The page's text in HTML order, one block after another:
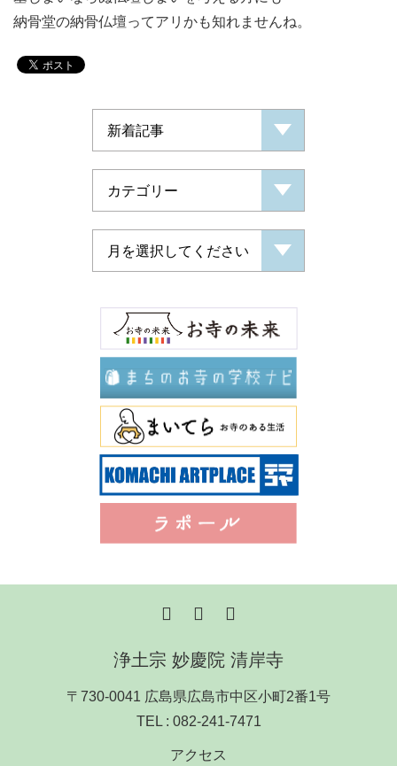
納骨堂の納骨仏壇ってアリかも知れませんね。
浄土宗 妙慶院 清岸寺
〒730-0041 広島県広島市中区小町2番1号
TEL : 082-241-7471
アクセス